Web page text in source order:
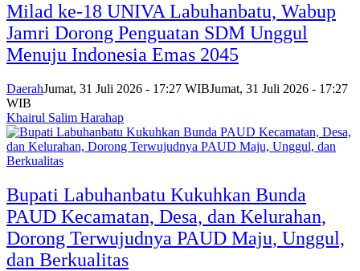
Milad ke-18 UNIVA Labuhanbatu, Wabup
Jamri Dorong Penguatan SDM Unggul
Menuju Indonesia Emas 2045
DaerahJumat, 31 Juli 2026 - 17:27 WIBJumat, 31 Juli 2026 - 17:27
WIB
Khairul Salim Harahap
Bupati Labuhanbatu Kukuhkan Bunda
PAUD Kecamatan, Desa, dan Kelurahan,
Dorong Terwujudnya PAUD Maju, Unggul,
dan Berkualitas